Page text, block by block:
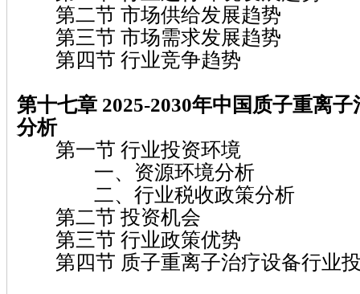
第二节 市场供给发展趋势
第三节 市场需求发展趋势
第四节 行业竞争趋势
第十七章 2025-2030年中国质子重离
分析
第一节 行业投资环境
一、资源环境分析
二、行业税收政策分析
第二节 投资机会
第三节 行业政策优势
第四节 质子重离子治疗设备行业